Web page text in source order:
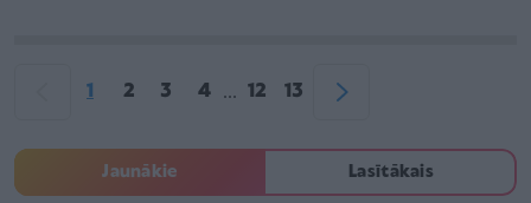
1 2 3 4 ... 12 13
Jaunākie Lasītākais